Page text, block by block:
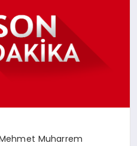
Muharrem